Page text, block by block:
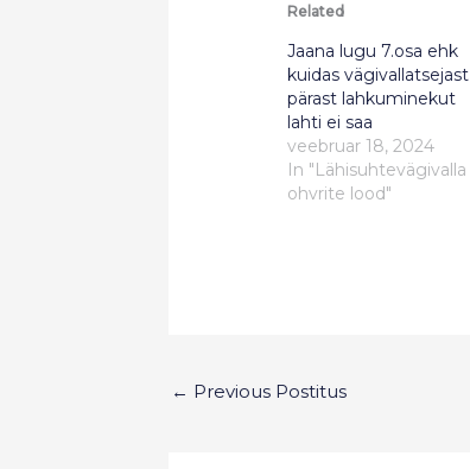
Related
Jaana lugu 7.osa ehk
kuidas vägivallatsejast
pärast lahkuminekut
lahti ei saa
veebruar 18, 2024
In "Lähisuhtevägivalla
ohvrite lood"
← Previous Postitus